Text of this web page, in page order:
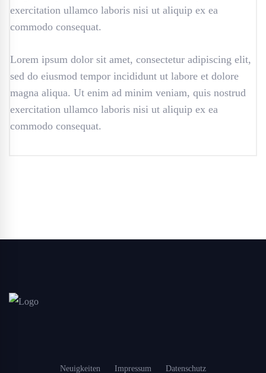
exercitation ullamco laboris nisi ut aliquip ex ea
commodo consequat.
Lorem ipsum dolor sit amet, consectetur adipiscing elit,
sed do eiusmod tempor incididunt ut labore et dolore
magna aliqua. Ut enim ad minim veniam, quis nostrud
exercitation ullamco laboris nisi ut aliquip ex ea
commodo consequat.
Neuigkeiten Impressum Datenschutz